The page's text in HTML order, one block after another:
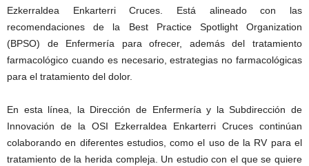
Ezkerraldea Enkarterri Cruces. Está alineado con las
recomendaciones de la Best Practice Spotlight Organization
(BPSO) de Enfermería para ofrecer, además del tratamiento
farmacológico cuando es necesario, estrategias no farmacológicas
para el tratamiento del dolor.
En esta línea, la Dirección de Enfermería y la Subdirección de
Innovación de la OSI Ezkerraldea Enkarterri Cruces continúan
colaborando en diferentes estudios, como el uso de la RV para el
tratamiento de la herida compleja. Un estudio con el que se quiere